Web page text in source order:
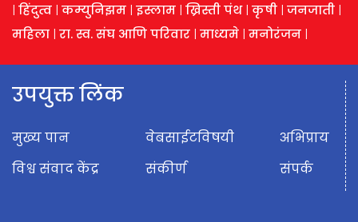
| हिंदुत्व | कम्युनिझम | इस्लाम | ख्रिस्ती पंथ| कृषी | जनजाती |
महिला | रा. स्व. संघ आणि परिवार | माध्यमे | मनोरंजन |
उपयुक्त लिंक
मुख्य पान
विश्व संवाद केंद्र
वेबसाईटविषयी
संकीर्ण
अभिप्राय
संपर्क